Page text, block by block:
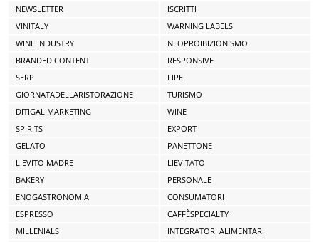
NEWSLETTER
ISCRITTI
VINITALY
WARNING LABELS
WINE INDUSTRY
NEOPROIBIZIONISMO
BRANDED CONTENT
RESPONSIVE
SERP
FIPE
GIORNATADELLARISTORAZIONE
TURISMO
DITIGAL MARKETING
WINE
SPIRITS
EXPORT
GELATO
PANETTONE
LIEVITO MADRE
LIEVITATO
BAKERY
PERSONALE
ENOGASTRONOMIA
CONSUMATORI
ESPRESSO
CAFFÈSPECIALTY
MILLENIALS
INTEGRATORI ALIMENTARI